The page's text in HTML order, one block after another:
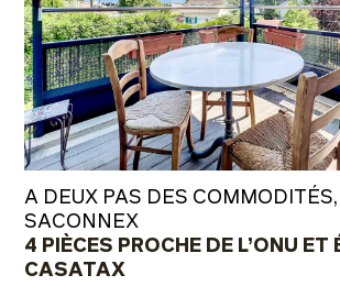
A DEUX PAS DES
SACONNEX
4 PIÈCES PROCHE DE L’ONU ET
CASATAX